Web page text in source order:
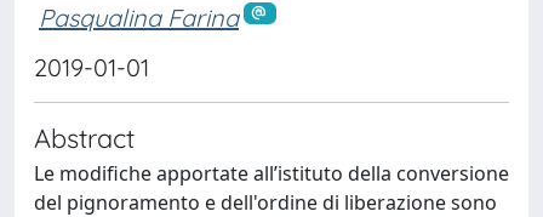
Pasqualina Farina
2019-01-01
Abstract
Le modifiche apportate all’istituto della conversione
del pignoramento e dell'ordine di liberazione sono